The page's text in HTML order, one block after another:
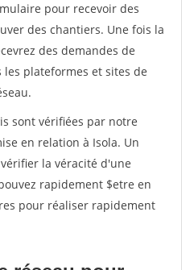
pour recevoir des
des chantiers. Une fois la
des demandes de
plateformes et sites de
sont vérifiées par notre
en relation à Isola. Un
la véracité d'une
rapidement $etre en
pour réaliser rapidement